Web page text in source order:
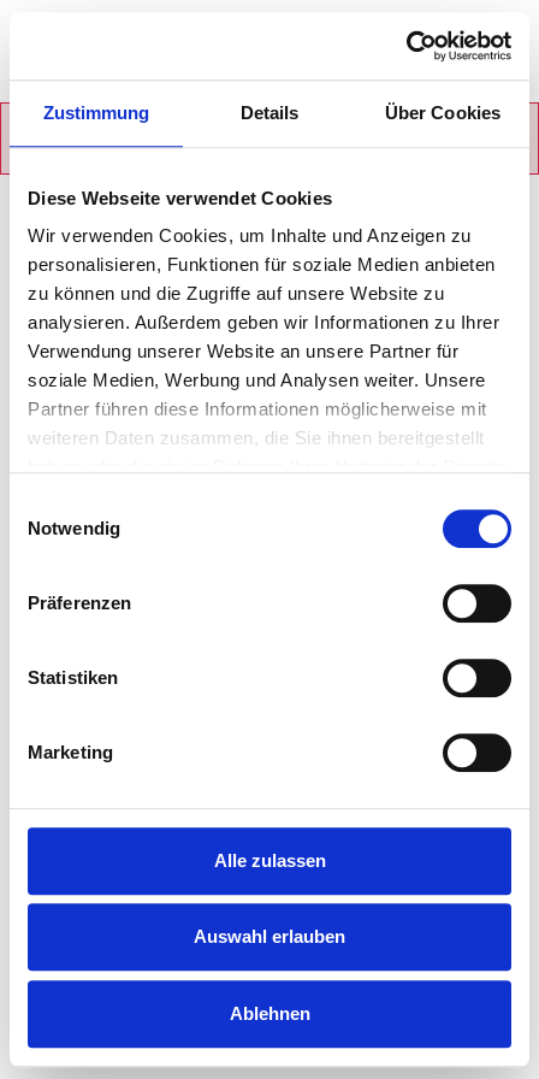
Zustimmung Details Über Cookies
Diese Webseite verwendet Cookies
Wir verwenden Cookies, um Inhalte und Anzeigen zu
personalisieren, Funktionen für soziale Medien anbieten
zu können und die Zugriffe auf unsere Website zu
analysieren. Außerdem geben wir Informationen zu Ihrer
Verwendung unserer Website an unsere Partner für
soziale Medien, Werbung und Analysen weiter. Unsere
Partner führen diese Informationen möglicherweise mit
weiteren Daten zusammen, die Sie ihnen bereitgestellt
Notwendig
Präferenzen
Statistiken
Marketing
Alle zulassen
Auswahl erlauben
Ablehnen
Fragen und
Wünsche? Whatsapp
Tel. +49 - 151 22
81 27 29
E-Mail
schreiben
Service
Abonnieren Sie unseren
Sicher buchen und
Realisierung & Konzept:be-on! GmbH